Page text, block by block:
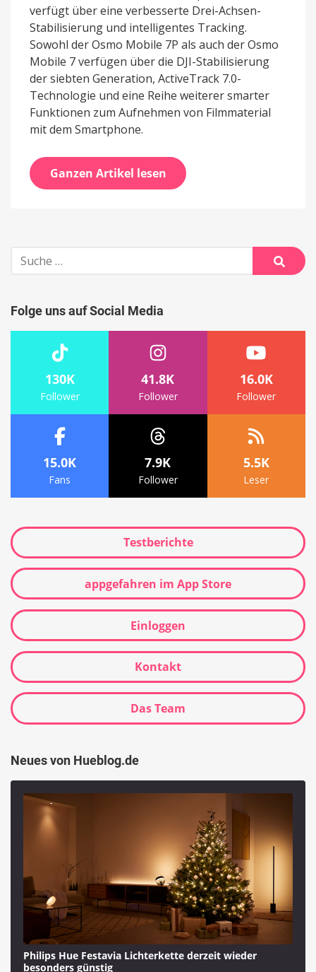
verfügt über eine verbesserte Drei-Achsen-
Stabilisierung und intelligentes Tracking.
Sowohl der Osmo Mobile 7P als auch der Osmo
Mobile 7 verfügen über die DJI-Stabilisierung
der siebten Generation, ActiveTrack 7.0-
Technologie und eine Reihe weiterer smarter
Funktionen zum Aufnehmen von Filmmaterial
mit dem Smartphone.
Ganzen Artikel lesen
Suche
nach:
Suche
Folge uns auf Social Media
130K
Follower
41.8K
Follower
16.0K
Follower
15.0K
Fans
7.9K
Follower
5.5K
Leser
Testberichte
appgefahren im App Store
Einloggen
Kontakt
Das Team
Neues von Hueblog.de
Philips Hue Festavia Lichterkette derzeit wieder
besonders günstig